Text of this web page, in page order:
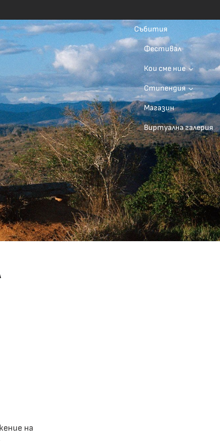
Събития
Фестивал
Кои сме ние
Стипендия
Магазин
Виртуална галерия
на